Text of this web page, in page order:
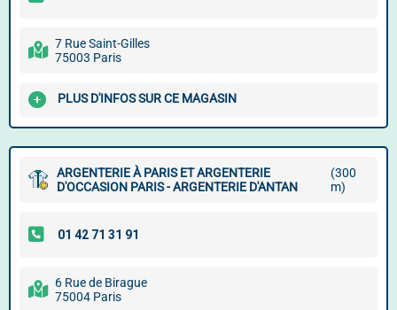
7 Rue Saint-Gilles
75003 Paris
PLUS D'INFOS SUR CE MAGASIN
ARGENTERIE À PARIS ET ARGENTERIE
D'OCCASION PARIS - ARGENTERIE D'ANTAN
(300
m)
6 Rue de Birague
75004 Paris